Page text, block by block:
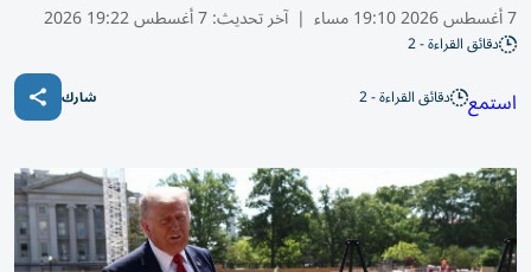
7 أغسطس 2026 19:10 مساء | آخر تحديث:7 أغسطس 19:22 2026
دقائق القراءة - 2
استمع دقائق القراءة - 2 شارك